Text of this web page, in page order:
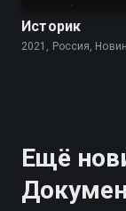
Историк
2021, Россия,
Ещё